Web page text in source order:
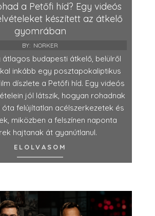
a Petőfi híd? Egy videós
készített az átkelő
gyomrában
BY: NORKER
átlagos budapesti átkelő, belülről
inkább egy posztapokaliptikus
díszlete a Petőfi híd. Egy videós
jól látszik, hogyan rohadnak
óta felújítatlan acélszerkezetek és
miközben a felszínen naponta
hajtanak át gyanútlanul.
ELOLVASOM